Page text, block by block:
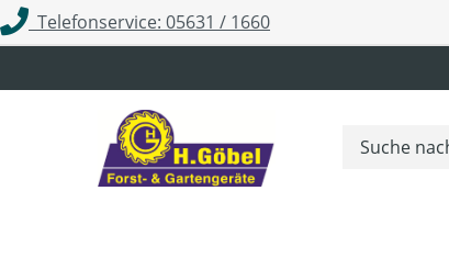
Hauptinhalt springen
Zur Suche springen
Zur Hauptnavigation springen
Telefonservice: 05631 / 1660